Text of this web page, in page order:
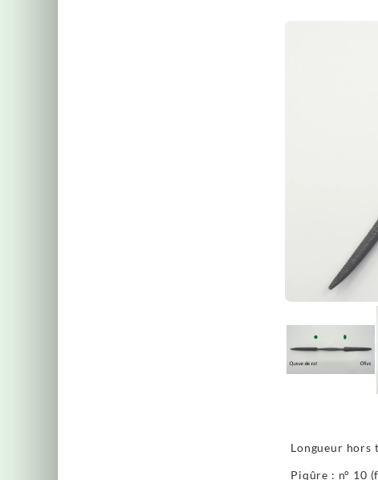
Longueur hors
Piqûre : n° 10